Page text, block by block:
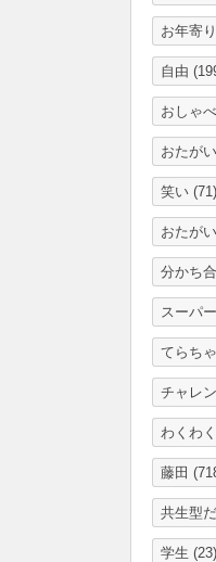
お年寄
自由
おしゃ
おたが
笑い (71)
おたが
分かち
スーパ
てらち
チャレ
わくわく
藤田
共生型
学生 (23)